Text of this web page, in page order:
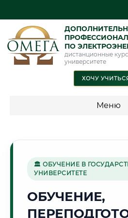
ПО
дистанционные
университете
ХОЧУ
Меню
🏰
Г. ВЕЛИКИЙ
🏛 ОБУЧЕНИЕ В
УНИВЕРСИТЕТЕ
ОБУЧЕНИЕ,